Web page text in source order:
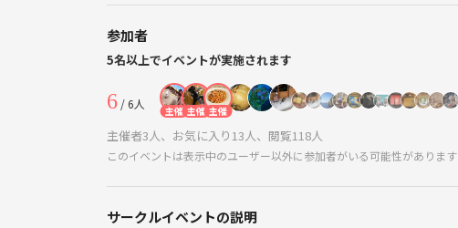
参加者
5名以上でイベントが実施されます
6 / 6人 主催 主催 主催
主催者3人、お気に入り13人、閲覧118人
このイベントは表示中のユーザー以外に参加者がいる可能性があります
サークルイベントの説明